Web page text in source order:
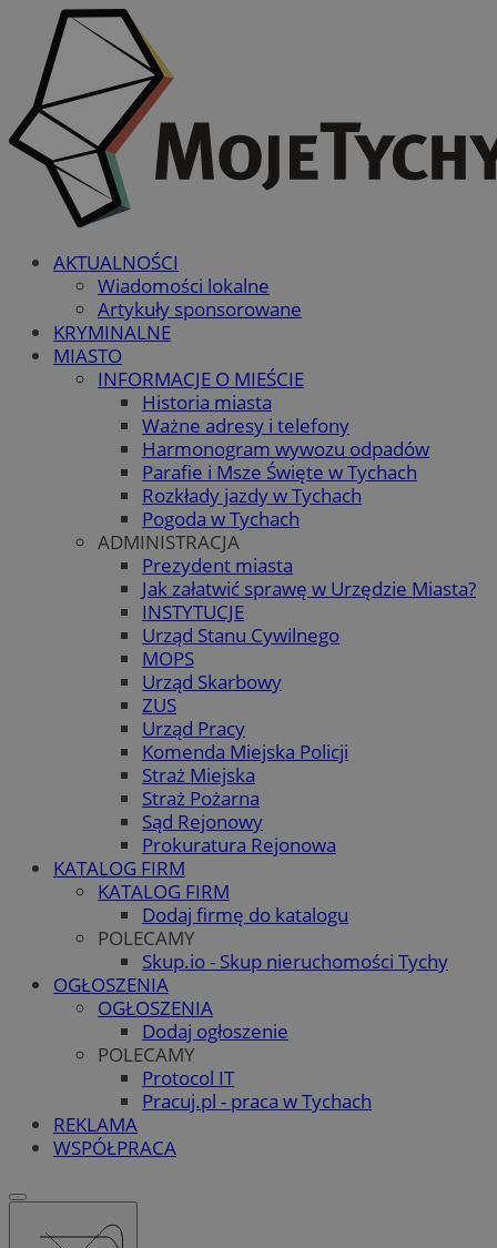
AKTUALNOŚCI
Wiadomości lokalne
Artykuły sponsorowane
KRYMINALNE
MIASTO
INFORMACJE O MIEŚCIE
Historia miasta
Ważne adresy i telefony
Harmonogram wywozu odpadów
Parafie i Msze Święte w Tychach
Rozkłady jazdy w Tychach
Pogoda w Tychach
ADMINISTRACJA
Prezydent miasta
Jak załatwić sprawę w Urzędzie Miasta?
INSTYTUCJE
Urząd Stanu Cywilnego
MOPS
Urząd Skarbowy
ZUS
Urząd Pracy
Komenda Miejska Policji
Straż Miejska
Straż Pożarna
Sąd Rejonowy
Prokuratura Rejonowa
KATALOG FIRM
KATALOG FIRM
Dodaj firmę do katalogu
POLECAMY
Skup.io - Skup nieruchomości Tychy
OGŁOSZENIA
OGŁOSZENIA
Dodaj ogłoszenie
POLECAMY
Protocol IT
Pracuj.pl - praca w Tychach
REKLAMA
WSPÓŁPRACA